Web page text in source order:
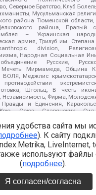
Северное Братство, Клуб
Мусульманская
района Тюменской
района, Правый
– Украинская
армия, Тризуб им. Степана
division,
Народная Социальная
Русские,
Мечеть Мирмамеда, Община
ВОЛЯ, Меджлис
Штольц, В честь
Независимость, Фирма,
и Единения,
Крю, Союз Славянских
единство, Башкорт, Нация и
Патриотический клуб-
союз, Фонд борьбы с
Совет граждан СССР
ru/documents/
удобства сайта мы
). К сайту
LiveInternet,
используют файлы
(подробнее).
Я согласен/согласна